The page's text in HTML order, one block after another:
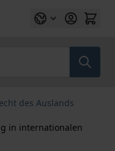
des Auslands
in internationalen